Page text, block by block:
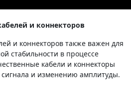
и коннекторов
и коннекторов также важен для
стабильности в процессе
кабели и коннекторы
сигнала и изменению амплитуды.